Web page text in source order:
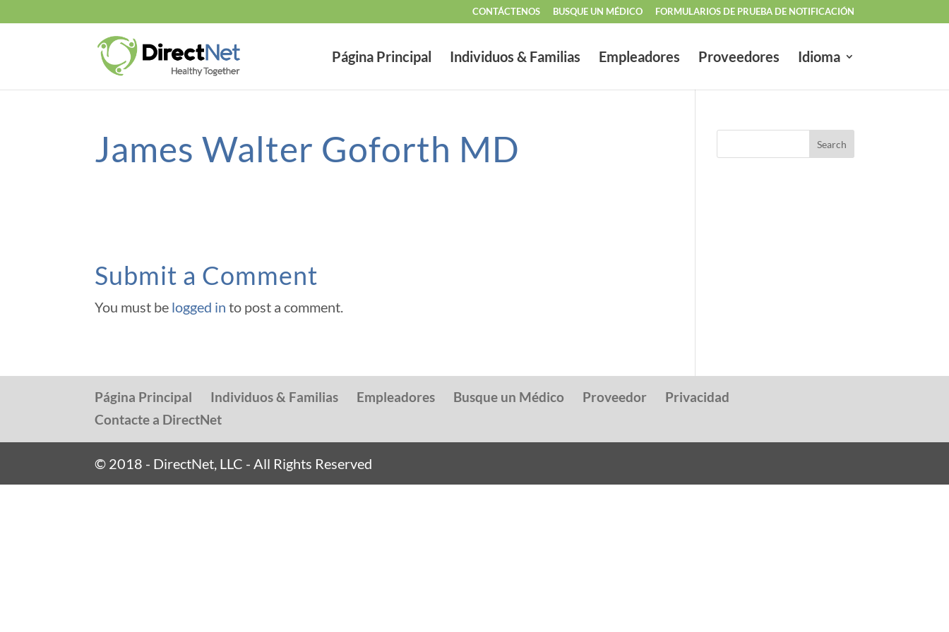
CONTÁCTENOS BUSQUE UN MÉDICO FORMULARIOS DE PRUEBA DE NOTIFICACIÓN
Página Principal Individuos & Familias Empleadores Proveedores Idioma
James Walter Goforth MD
Submit a Comment
You must be logged in to post a comment.
Página Principal Individuos & Familias Empleadores Busque un Médico Proveedor
Privacidad
Contacte a DirectNet
© 2018 - DirectNet, LLC - All Rights Reserved